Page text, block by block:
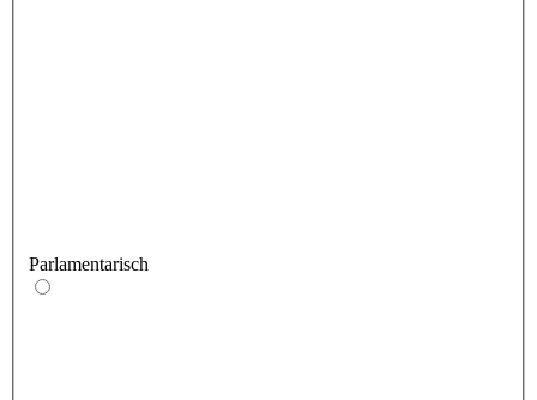
Parlamentarisch